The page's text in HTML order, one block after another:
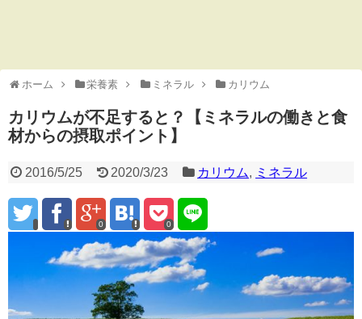
ホーム 栄養素 ミネラル カリウム
カリウムが不足すると？【ミネラルの働きと食
材からの摂取ポイント】
2016/5/25 2020/3/23 カリウム, ミネラル
0 0